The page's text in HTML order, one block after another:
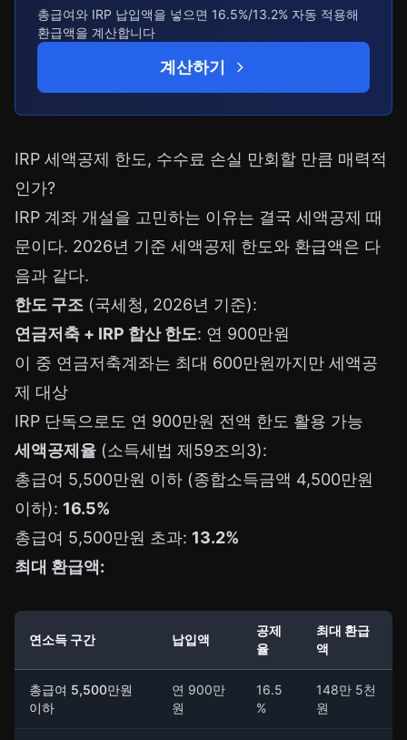
총급여와 IRP 납입액을 넣으면 16.5%/13.2% 자동 적용해
환급액을 계산합니다
계산하기
IRP 세액공제 한도, 수수료 손실 만회할 만큼 매력적
인가?
IRP 계좌 개설을 고민하는 이유는 결국 세액공제 때
문이다. 2026년 기준 세액공제 한도와 환급액은 다
음과 같다.
한도 구조 (국세청, 2026년 기준):
연금저축 + IRP 합산 한도: 연 900만원
이 중 연금저축계좌는 최대 600만원까지만 세액공
제 대상
IRP 단독으로도 연 900만원 전액 한도 활용 가능
세액공제율 (소득세법 제59조의3):
총급여 5,500만원 이하 (종합소득금액 4,500만원
이하): 16.5%
총급여 5,500만원 초과: 13.2%
최대 환급액:
연소득 구간 납입액
공제
율
최대 환급
액
총급여 5,500만원
이하
연 900만
원
16.5
%
148만 5천
원